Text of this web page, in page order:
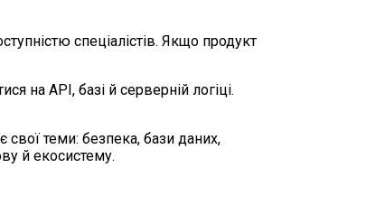
спеціалістів. Якщо продукт
на API, базі й серверній логіці.
теми: безпека, бази даних,
й екосистему.